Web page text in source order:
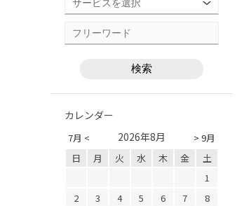
カレンダー
7月 < > 9月
2026年8月
日 月 火 水 木 金
土
1
2
3 4 5 6 7
8